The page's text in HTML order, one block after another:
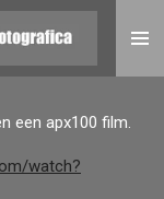
een apx100 film.
watch?